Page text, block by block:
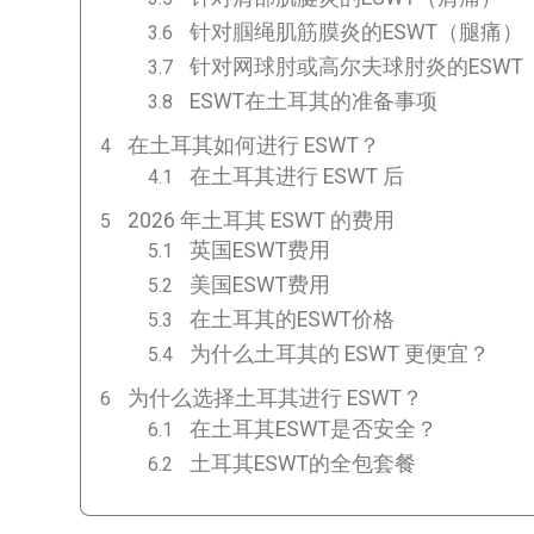
针对腘绳肌筋膜炎的ESWT（腿痛）
针对网球肘或高尔夫球肘炎的ESWT
ESWT在土耳其的准备事项
在土耳其如何进行 ESWT？
在土耳其进行 ESWT 后
2026 年土耳其 ESWT 的费用
英国ESWT费用
美国ESWT费用
在土耳其的ESWT价格
为什么土耳其的 ESWT 更便宜？
为什么选择土耳其进行 ESWT？
在土耳其ESWT是否安全？
土耳其ESWT的全包套餐